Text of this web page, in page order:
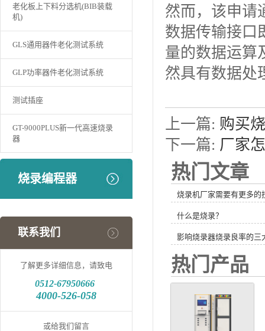
老化板上下料分选机(BIB装载
机)
GLS通用器件老化测试系统
GLP功率器件老化测试系统
测试插座
GT-9000PLUS新一代高速烧录
器
烧录编程器
联系我们
了解更多详细信息，请致电
0512-67950666
4000-526-058
或给我们留言
然而，该申请
数据传输接口
量的数据运算
然具有数据处
上一篇: 购买
下一篇: 厂家
热门文章
烧录机厂家需要有更多的
什么是烧录？
影响烧录器烧录良率的三
热门产品